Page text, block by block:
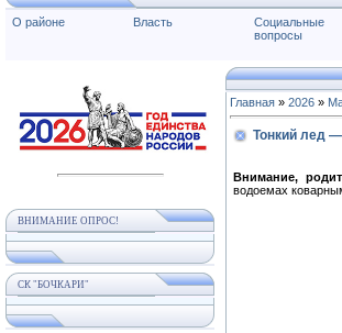
О районе Власть
Социальные
вопросы
ВНИМАНИЕ ОПРОС!
СК "БОЧКАРИ"
Главная » 2026 »
Тонкий лед
Внимание,
водоемах